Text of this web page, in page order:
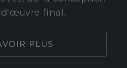
d'œuvre final.
PLUS